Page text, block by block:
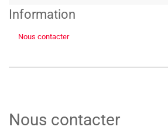
Information
Nous contacter
Nous contacter